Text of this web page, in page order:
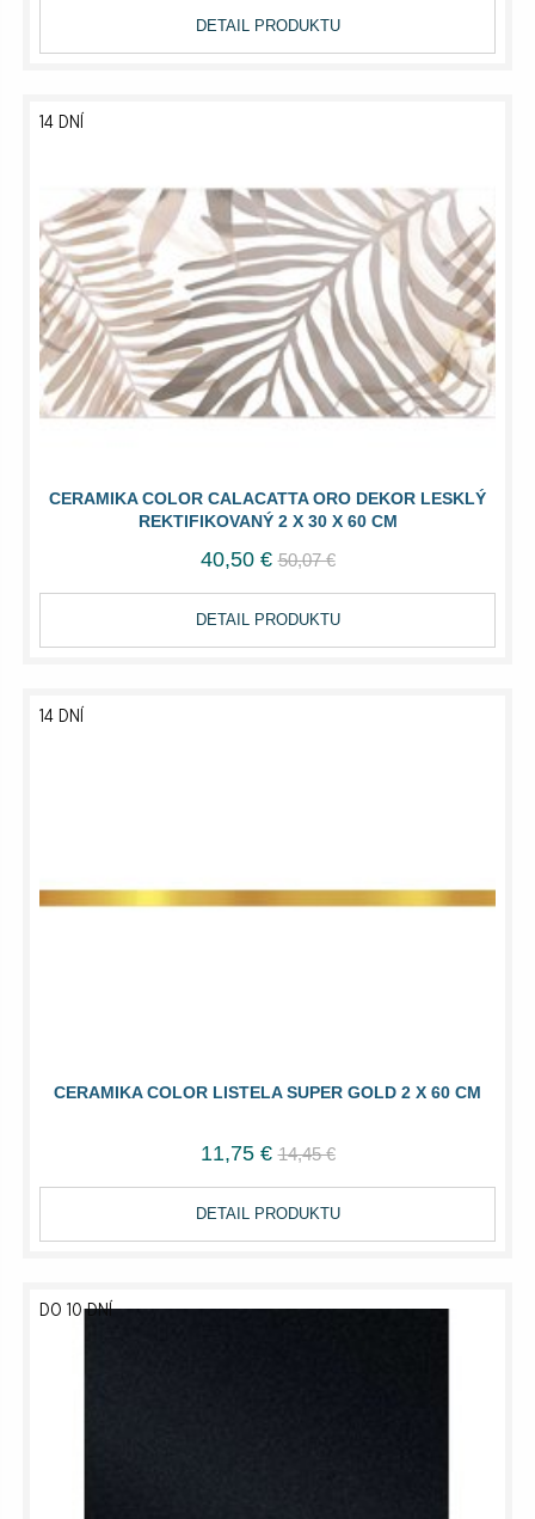
DETAIL PRODUKTU
CERAMIKA COLOR CALACATTA ORO DEKOR LESKLÝ
REKTIFIKOVANÝ 2 X 30 X 60 CM
14 DNÍ
40,50 € 50,07 €
DETAIL PRODUKTU
CERAMIKA COLOR LISTELA SUPER GOLD 2 X 60 CM
14 DNÍ
11,75 € 14,45 €
DETAIL PRODUKTU
DO 10 DNÍ